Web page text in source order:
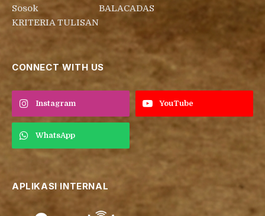
Sosok
KRITERIA TULISAN
BALACADAS
CONNECT WITH US
Instagram YouTube
WhatsApp
APLIKASI INTERNAL